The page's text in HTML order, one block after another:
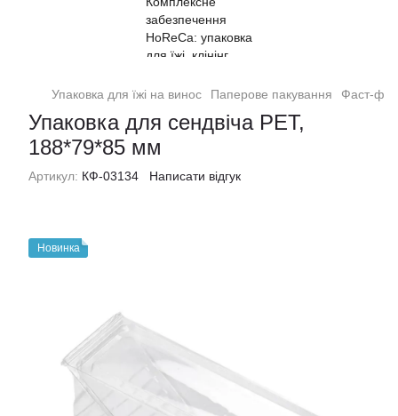
Упаковка для їжі на винос Паперове пакування Фаст-
Упаковка для сендвіча PET,
188*79*85 мм
Артикул: КФ-03134 Написати відгук
Новинка